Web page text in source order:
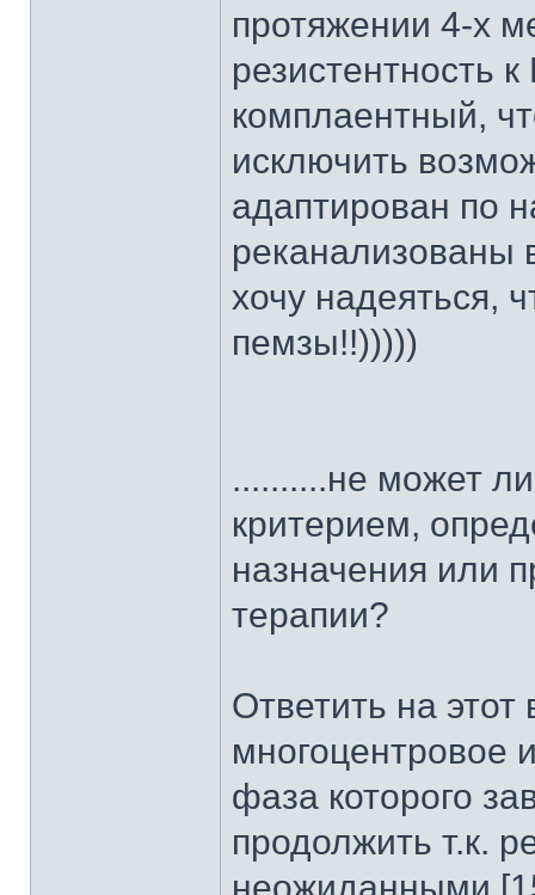
протяжении 4-х
резистентность
комплаентный,
исключить
адаптирован по
реканализованы
хочу надеяться,
пемзы!!)))))
..........не может
критерием,
назначения или
терапии?
Ответить на
многоцентровое
фаза которого
продолжить т.к.